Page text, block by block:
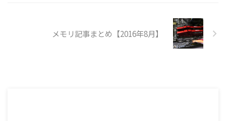
メモリ記事まとめ【2016年8月】